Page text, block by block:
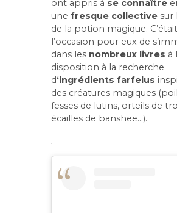
ont appris à se connaître
une fresque collective sur
de la potion magique. C’était
l’occasion pour eux de
dans les nombreux livres à
disposition à la recherche
d‘ingrédients farfelus
des créatures magiques
fesses de lutins, orteils de
écailles de banshee…).
.